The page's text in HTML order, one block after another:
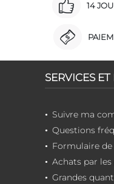
14
SERVICES
Suivre ma
Questions
Formulaire
Achats par
Grandes